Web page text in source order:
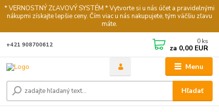
* VERNOSTNÝ ZĽAVOVÝ SYSTÉM * Vytvorte si u nás účet a pravidelnými
nákupmi získajte lepšie ceny. Čím viac u nás nakupujete, tým väčšiu zľavu
máte.
Menu
Hľadať
+421 908700612 0 ks
za 0,00 EUR